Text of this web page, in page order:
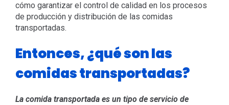
cómo garantizar el control de calidad en los procesos
de producción y distribución de las comidas
transportadas.
Entonces, ¿qué son las
comidas transportadas?
La comida transportada es un tipo de servicio de